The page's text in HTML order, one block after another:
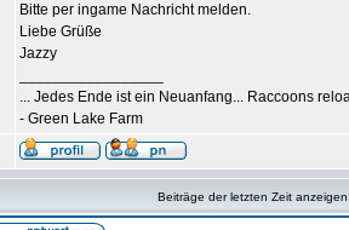
Bitte per ingame Nachricht melden.
Liebe Grüße
Jazzy
... Jedes Ende ist ein Neuanfang... Raccoons
- Green Lake Farm
Beiträge der letzten Zeit